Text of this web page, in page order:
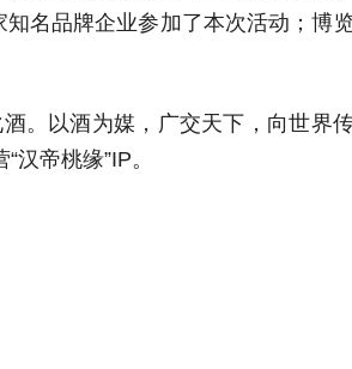
名品牌企业参加了本次活动；博
。以酒为媒，广交天下，向世界
“汉帝桃缘”IP。